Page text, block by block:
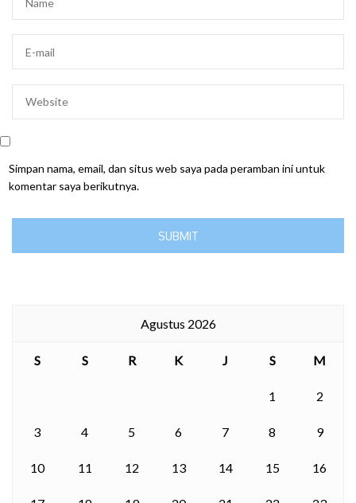
Simpan nama, email, dan situs web saya pada peramban ini untuk
komentar saya berikutnya.
Agustus 2026
S S R K J S M
1 2
3 4 5 6 7 8 9
10 11 12 13 14 15 16